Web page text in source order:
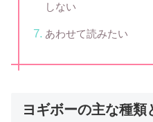
しない
あわせて読みたい
ヨギボーの主な種類